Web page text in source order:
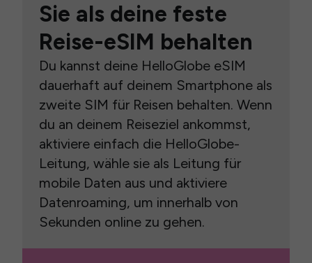
Sie als deine feste
Reise-eSIM behalten
Du kannst deine HelloGlobe eSIM
dauerhaft auf deinem Smartphone als
zweite SIM für Reisen behalten. Wenn
du an deinem Reiseziel ankommst,
aktiviere einfach die HelloGlobe-
Leitung, wähle sie als Leitung für
mobile Daten aus und aktiviere
Datenroaming, um innerhalb von
Sekunden online zu gehen.